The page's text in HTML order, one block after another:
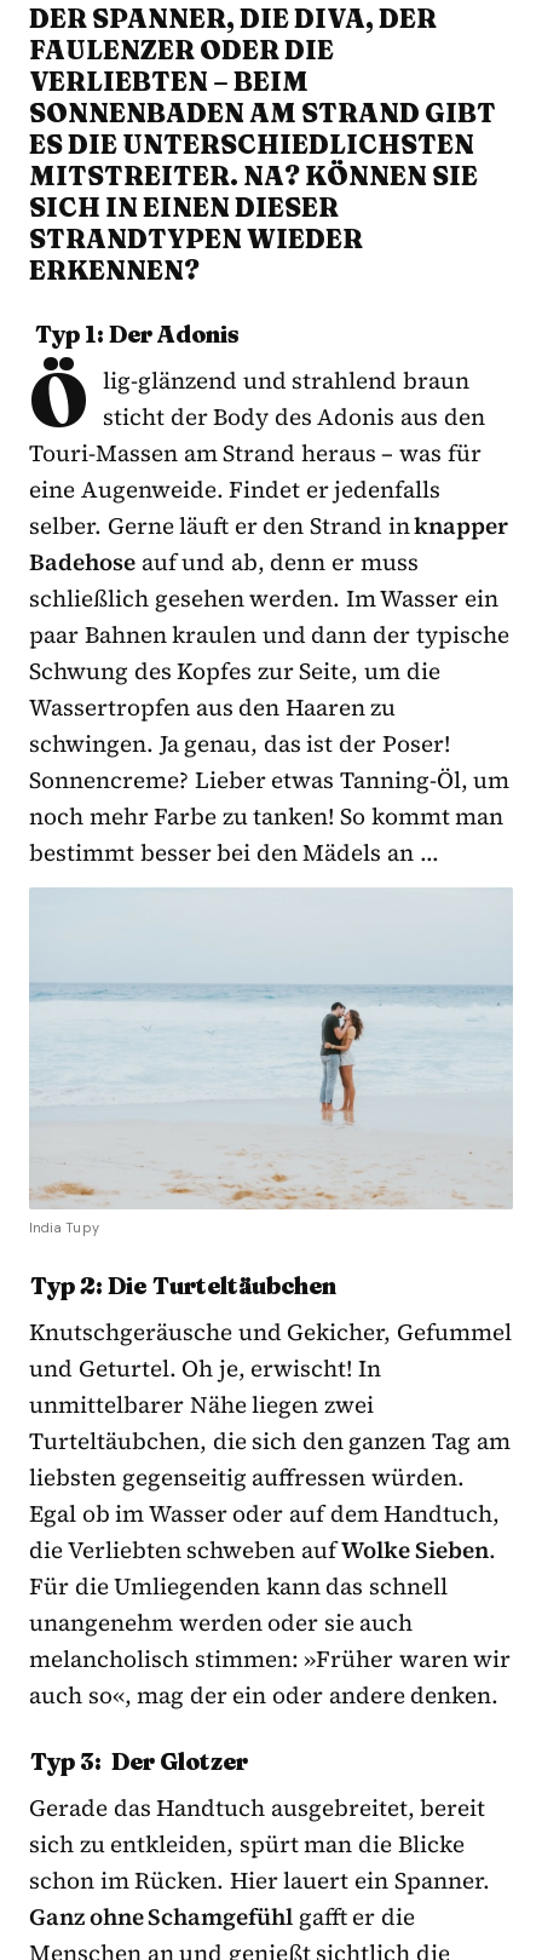
DER SPANNER, DIE DIVA, DER
FAULENZER ODER DIE
VERLIEBTEN – BEIM
SONNENBADEN AM STRAND GIBT
ES DIE UNTERSCHIEDLICHSTEN
MITSTREITER. NA? KÖNNEN SIE
SICH IN EINEN DIESER
STRANDTYPEN WIEDER
ERKENNEN?
Typ 1: Der Adonis
Ö lig-glänzend und strahlend braun
sticht der Body des Adonis aus den
Touri-Massen am Strand heraus – was für
eine Augenweide. Findet er jedenfalls
selber. Gerne läuft er den Strand inknapper
Badehose auf und ab, denn er muss
schließlich gesehen werden. Im Wasser ein
paar Bahnen kraulen und dann der typische
Schwung des Kopfes zur Seite, um die
Wassertropfen aus den Haaren zu
schwingen. Ja genau, das ist der Poser!
Sonnencreme? Lieber etwas Tanning-Öl, um
noch mehr Farbe zu tanken! So kommt man
bestimmt besser bei den Mädels an …
India Tupy
Typ 2: Die Turteltäubchen
Knutschgeräusche und Gekicher, Gefummel
und Geturtel. Oh je, erwischt! In
unmittelbarer Nähe liegen zwei
Turteltäubchen, die sich den ganzen Tag am
liebsten gegenseitig auffressen würden.
Egal ob im Wasser oder auf dem Handtuch,
die Verliebten schweben aufWolke Sieben.
Für die Umliegenden kann das schnell
unangenehm werden oder sie auch
melancholisch stimmen: »Früher waren wir
auch so«, mag der ein oder andere denken.
Typ 3: Der Glotzer
Gerade das Handtuch ausgebreitet, bereit
sich zu entkleiden, spürt man die Blicke
schon im Rücken. Hier lauert ein Spanner.
Ganz ohne Schamgefühl gafft er die
Menschen an und genießt sichtlich die